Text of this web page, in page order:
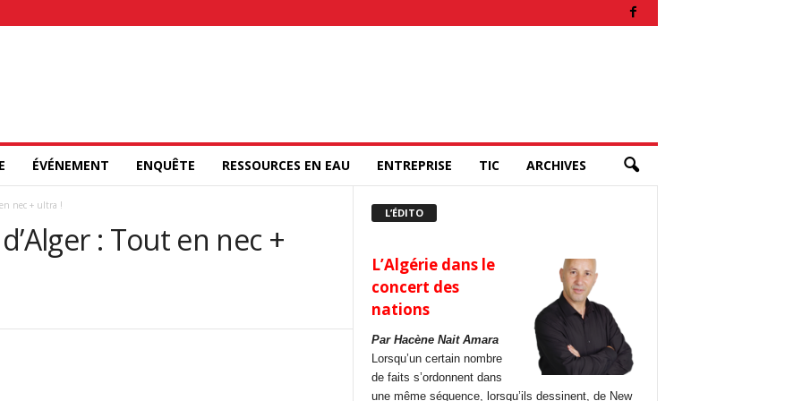
ÉVÉNEMENT ENQUÊTE RESSOURCES EN EAU ENTREPRISE TIC ARCHIVES
nec + ultra !
: Tout en nec +
L’ÉDITO
L’Algérie dans le
concert des
nations
Par Hacène Nait Amara
Lorsqu’un certain nombre
de faits s’ordonnent dans
une même séquence, lorsqu’ils dessinent, de New